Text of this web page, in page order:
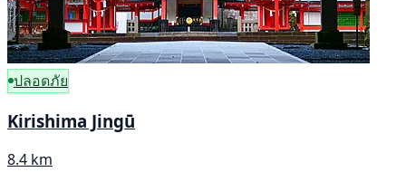
ปลอดภัย
Kirishima Jingū
8.4 km